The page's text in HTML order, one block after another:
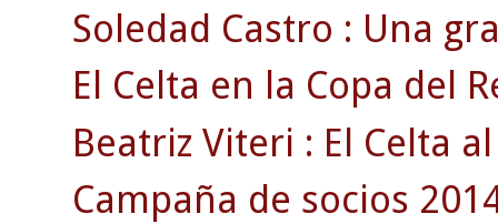
Soledad Castro : Una
El Celta en la Copa del
Beatriz Viteri : El Celta
Campaña de socios